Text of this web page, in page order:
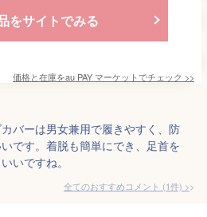
をサイトでみる
価格と在庫をau PAY マーケットでチェック >>
バーは男女兼用で履きやすく、防
です。着脱も簡単にでき、足首を
いですね。
全てのおすすめコメント (1件) >